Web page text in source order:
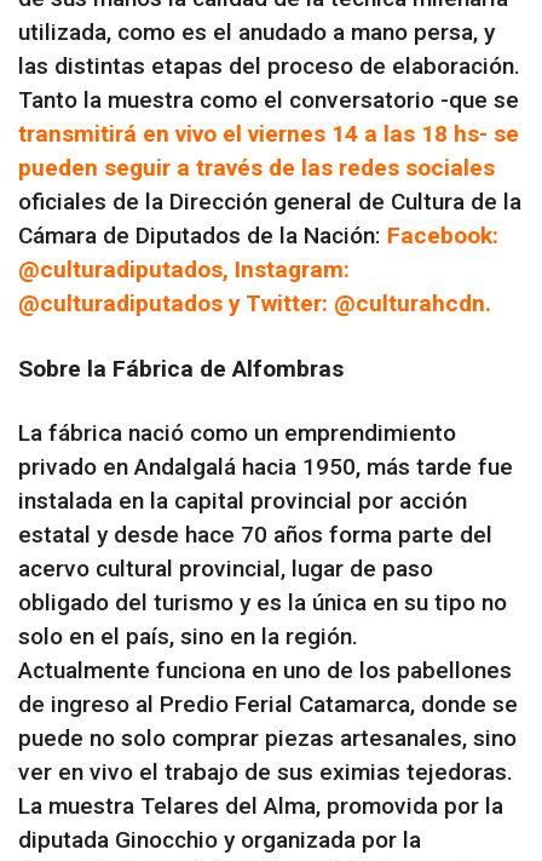
utilizada, como es el anudado a mano persa, y
las distintas etapas del proceso de elaboración.
Tanto la muestra como el conversatorio -que se
transmitirá en vivo el viernes 14 a las 18 hs- se
pueden seguir a través de las redes sociales
oficiales de la Dirección general de Cultura de la
Cámara de Diputados de la Nación: Facebook:
@culturadiputados, Instagram:
@culturadiputados y Twitter: @culturahcdn.
Sobre la Fábrica de Alfombras
La fábrica nació como un emprendimiento
privado en Andalgalá hacia 1950, más tarde fue
instalada en la capital provincial por acción
estatal y desde hace 70 años forma parte del
acervo cultural provincial, lugar de paso
obligado del turismo y es la única en su tipo no
solo en el país, sino en la región.
Actualmente funciona en uno de los pabellones
de ingreso al Predio Ferial Catamarca, donde se
puede no solo comprar piezas artesanales, sino
ver en vivo el trabajo de sus eximias tejedoras.
La muestra Telares del Alma, promovida por la
diputada Ginocchio y organizada por la